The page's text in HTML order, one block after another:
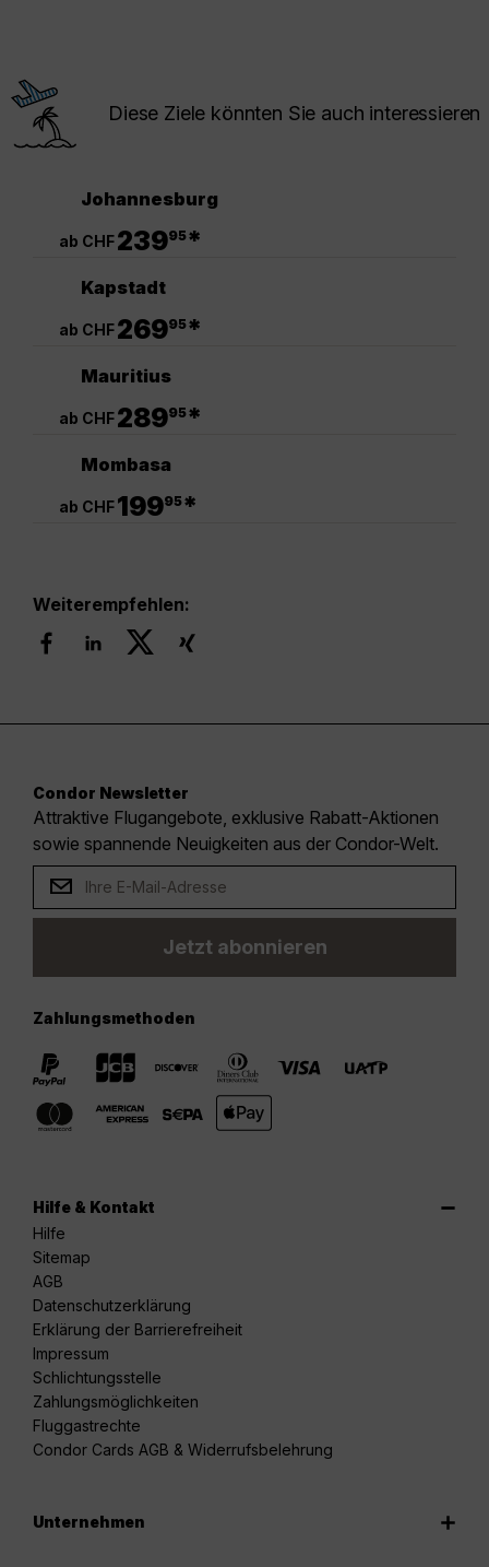
Diese Ziele könnten Sie auch interessieren
Johannesburg
ab CHF23995*
Kapstadt
ab CHF26995*
Mauritius
ab CHF28995*
Mombasa
ab CHF19995*
Weiterempfehlen:
Condor Newsletter
Attraktive Flugangebote, exklusive Rabatt-Aktionen
sowie spannende Neuigkeiten aus der Condor-Welt.
Jetzt abonnieren
Zahlungsmethoden
Hilfe & Kontakt
Hilfe
Sitemap
AGB
Datenschutzerklärung
Erklärung der Barrierefreiheit
Impressum
Schlichtungsstelle
Zahlungsmöglichkeiten
Fluggastrechte
Condor Cards AGB & Widerrufsbelehrung
Unternehmen